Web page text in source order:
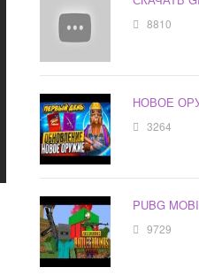
8810
НОВОЕ
3264
PUBG
9729